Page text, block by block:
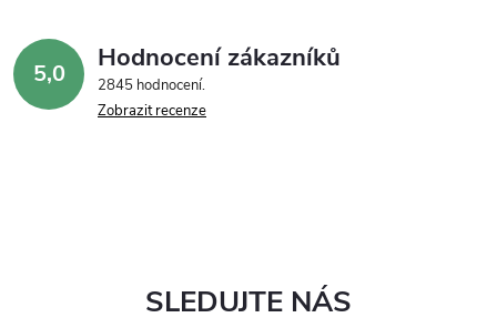
5,0 Hodnocení zákazníků
2845 hodnocení
Zobrazit recenze
SLEDUJTE NÁS